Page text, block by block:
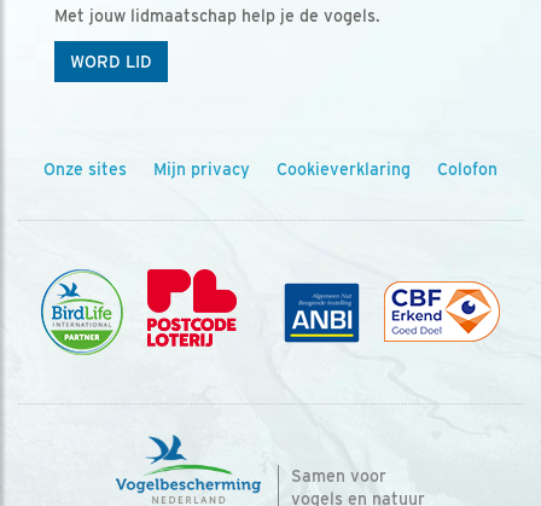
Met jouw lidmaatschap help je de vogels.
WORD LID
Onze sites Mijn privacy Cookieverklaring Colofon
Samen voor
vogels en natuur